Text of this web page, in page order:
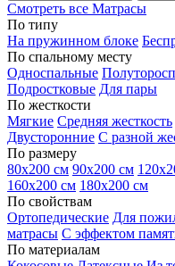
Смотреть все Матрасы
По типу
На пружинном блоке
По спальному месту
Односпальные
Подростковые Для пары
По жесткости
Мягкие Средняя жесткость
Двусторонние С разной
По размеру
80х200 см 90х200 см
160х200 см 180х200 см
По свойствам
Ортопедические Для
матрасы С эффектом
По материалам